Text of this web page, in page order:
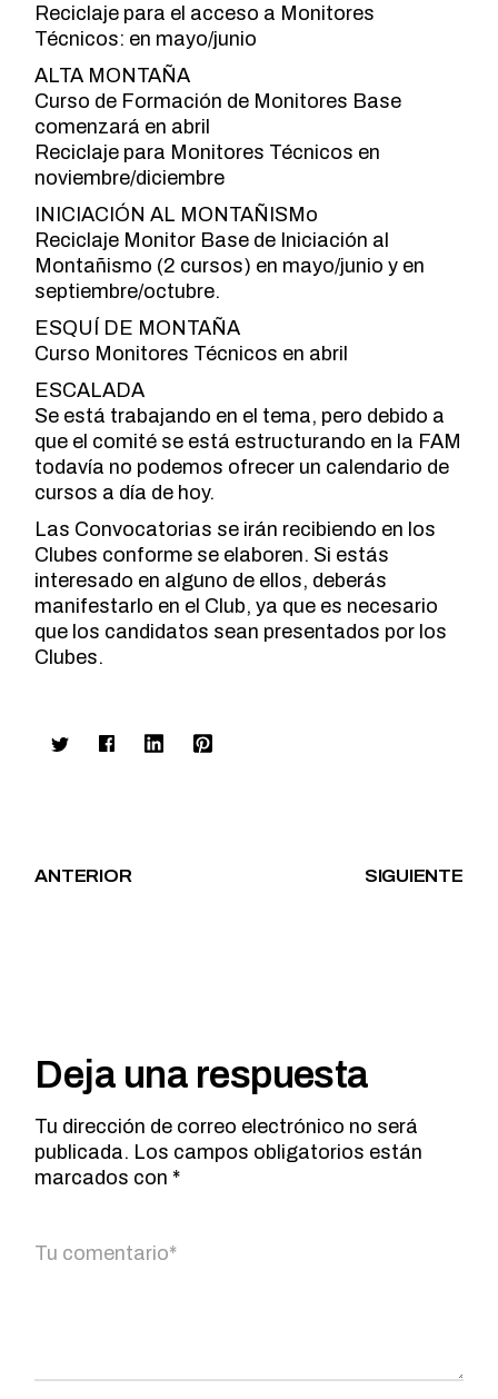
Reciclaje para el acceso a Monitores
Técnicos: en mayo/junio
ALTA MONTAÑA
Curso de Formación de Monitores Base
comenzará en abril
Reciclaje para Monitores Técnicos en
noviembre/diciembre
INICIACIÓN AL MONTAÑISMo
Reciclaje Monitor Base de Iniciación al
Montañismo (2 cursos) en mayo/junio y en
septiembre/octubre.
ESQUÍ DE MONTAÑA
Curso Monitores Técnicos en abril
ESCALADA
Se está trabajando en el tema, pero debido a
que el comité se está estructurando en la FAM
todavía no podemos ofrecer un calendario de
cursos a día de hoy.
Las Convocatorias se irán recibiendo en los
Clubes conforme se elaboren. Si estás
interesado en alguno de ellos, deberás
manifestarlo en el Club, ya que es necesario
que los candidatos sean presentados por los
Clubes.
ANTERIOR SIGUIENTE
Deja una respuesta
Tu dirección de correo electrónico no será
publicada. Los campos obligatorios están
marcados con *